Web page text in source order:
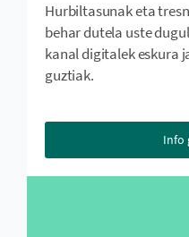
Hurbiltasunak eta
behar dutela uste
kanal digitalek eskura
guztiak.
Info